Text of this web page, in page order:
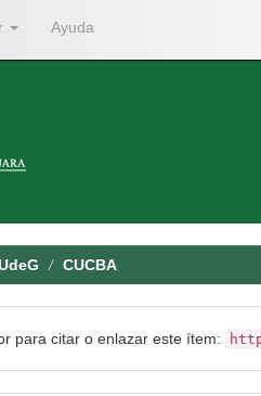
Ayuda
CUCBA
para citar o enlazar este ítem: